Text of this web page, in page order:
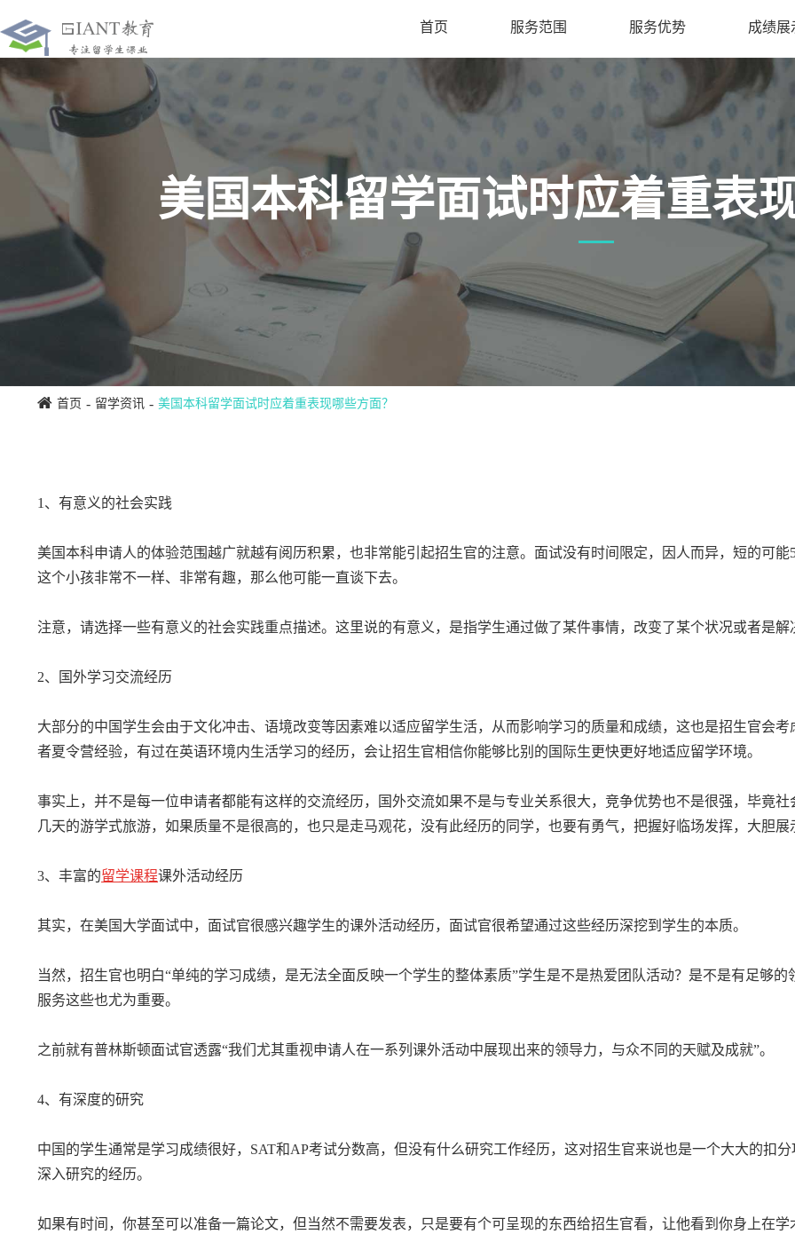
首页 服务范围 服务优势 成绩展
美国本科留学面试时应着重表
首页 留学资讯 美国本科留学面试时应着重表现哪些方面？
1、有意义的社会实践
美国本科申请人的体验范围越广就越有阅历积累，也非常能引起招生官的注意。面试没有时间限定，因人而异，短的可
这个小孩非常不一样、非常有趣，那么他可能一直谈下去。
注意，请选择一些有意义的社会实践重点描述。这里说的有意义，是指学生通过做了某件事情，改变了某个状况或者是解
2、国外学习交流经历
大部分的中国学生会由于文化冲击、语境改变等因素难以适应留学生活，从而影响学习的质量和成绩，这也是招生官会
者夏令营经验，有过在英语环境内生活学习的经历，会让招生官相信你能够比别的国际生更快更好地适应留学环境。
事实上，并不是每一位申请者都能有这样的交流经历，国外交流如果不是与专业关系很大，竞争优势也不是很强，毕竟
几天的游学式旅游，如果质量不是很高的，也只是走马观花，没有此经历的同学，也要有勇气，把握好临场发挥，大胆
3、丰富的留学课程课外活动经历
其实，在美国大学面试中，面试官很感兴趣学生的课外活动经历，面试官很希望通过这些经历深挖到学生的本质。
当然，招生官也明白“单纯的学习成绩，是无法全面反映一个学生的整体素质”学生是不是热爱团队活动？是不是有足够
服务这些也尤为重要。
之前就有普林斯顿面试官透露“我们尤其重视申请人在一系列课外活动中展现出来的领导力，与众不同的天赋及成就”。
4、有深度的研究
中国的学生通常是学习成绩很好，SAT和AP考试分数高，但没有什么研究工作经历，这对招生官来说也是一个大大的扣
深入研究的经历。
如果有时间，你甚至可以准备一篇论文，但当然不需要发表，只是要有个可呈现的东西给招生官看，让他看到你身上在学